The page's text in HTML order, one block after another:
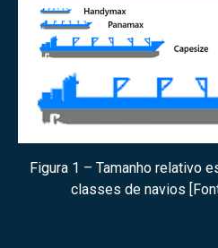
Figura 1 – Tamanho relativo
classes de navios